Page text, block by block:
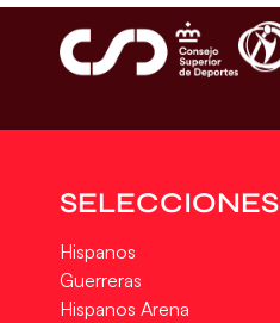
SELECCIONES
Hispanos
Guerreras
Hispanos Arena